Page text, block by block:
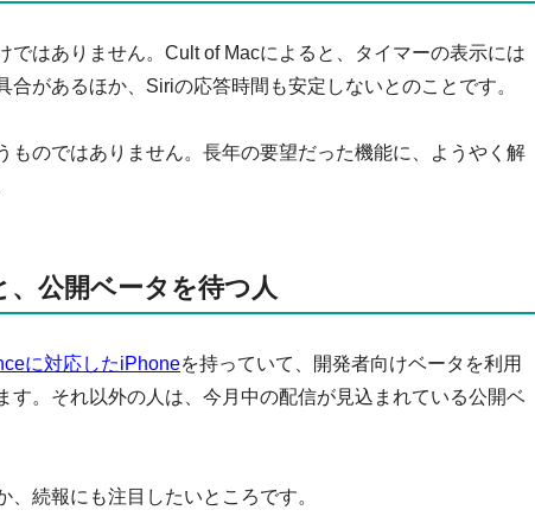
ではありません。Cult of Macによると、タイマーの表示には
があるほか、Siriの応答時間も安定しないとのことです。
ものではありません。長年の要望だった機能に、ようやく解
、公開ベータを待つ人
に対応したiPhoneを持っていて、開発者向けベータを利用
す。それ以外の人は、今月中の配信が見込まれている公開ベ
続報にも注目したいところです。